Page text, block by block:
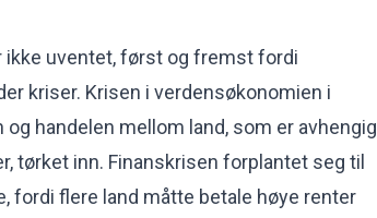
ikke uventet, først og fremst fordi
kriser. Krisen i verdensøkonomien i
handelen mellom land, som er avhengig
tørket inn. Finanskrisen forplantet seg til
fordi flere land måtte betale høye renter